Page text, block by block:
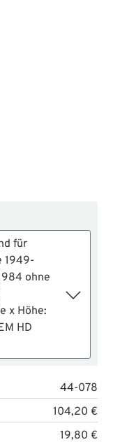
für
1949-
ohne
x Höhe:
HD
44-078
104,20 €
19,80 €